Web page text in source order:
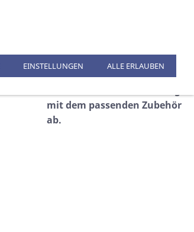
mit dem passenden Zubehör
ab.
EINSTELLUNGEN ALLE ERLAUBEN